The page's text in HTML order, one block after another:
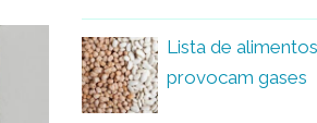
Lista de
provocam gases